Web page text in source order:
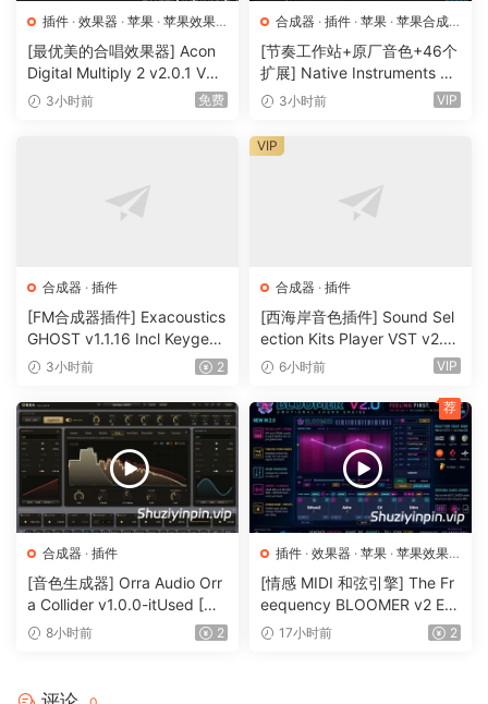
插件 · 效果器 · 苹果 · 苹果效果
器
[最优美的合唱效果器] Acon
Digital Multiply 2 v2.0.1 VST
VST3 AU AAX [WiN, MacOS
3小时前 免费
合成器 · 插件 · 苹果 · 苹果合成
器
[节奏工作站+原厂音色+46个
扩展] Native Instruments M
aschine 3.6.0-HCiSO [Mac
3小时前 VIP
合成器 · 插件
[FM合成器插件] Exacoustics
GHOST v1.1.16 Incl Keygen-
R2R [WiN]（12.1MB）
3小时前 2
合成器 · 插件
[西海岸音色插件] Sound Sel
ection Kits Player VST v2.0.
0 bundle-V.R [WiN]（3.26G
6小时前 VIP
VIP
合成器 · 插件
[音色生成器] Orra Audio Orr
a Collider v1.0.0-itUsed [Wi
N]（5.12MB）
8小时前 2
插件 · 效果器 · 苹果 · 苹果效果
器
[情感 MIDI 和弦引擎] The Fr
eequency BLOOMER v2 Em
otional Chord Engine [WiN,
17小时前 2
荐